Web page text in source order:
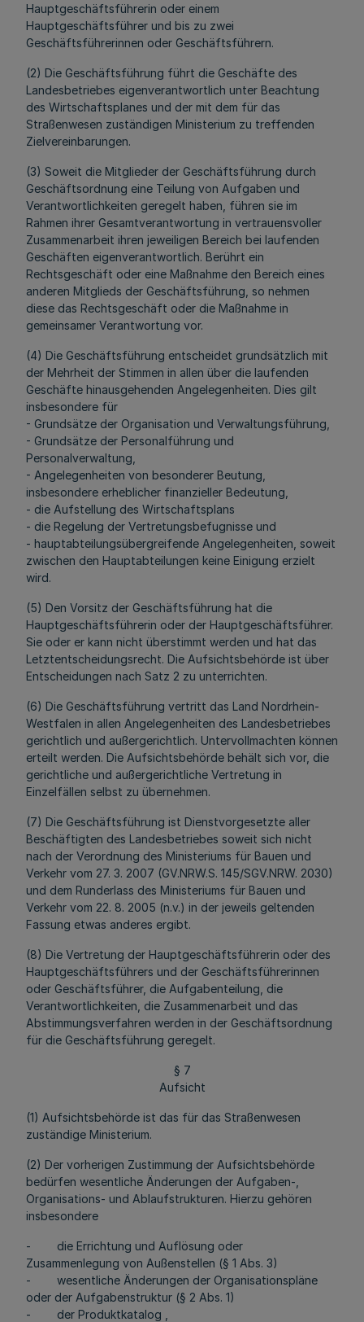
Hauptgeschäftsführerin oder einem
Hauptgeschäftsführer und bis zu zwei
Geschäftsführerinnen oder Geschäftsführern.
(2) Die Geschäftsführung führt die Geschäfte des
Landesbetriebes eigenverantwortlich unter Beachtung
des Wirtschaftsplanes und der mit dem für das
Straßenwesen zuständigen Ministerium zu treffenden
Zielvereinbarungen.
(3) Soweit die Mitglieder der Geschäftsführung durch
Geschäftsordnung eine Teilung von Aufgaben und
Verantwortlichkeiten geregelt haben, führen sie im
Rahmen ihrer Gesamtverantwortung in vertrauensvoller
Zusammenarbeit ihren jeweiligen Bereich bei laufenden
Geschäften eigenverantwortlich. Berührt ein
Rechtsgeschäft oder eine Maßnahme den Bereich eines
anderen Mitglieds der Geschäftsführung, so nehmen
diese das Rechtsgeschäft oder die Maßnahme in
gemeinsamer Verantwortung vor.
(4) Die Geschäftsführung entscheidet grundsätzlich mit
der Mehrheit der Stimmen in allen über die laufenden
Geschäfte hinausgehenden Angelegenheiten. Dies gilt
insbesondere für
- Grundsätze der Organisation und Verwaltungsführung,
- Grundsätze der Personalführung und
Personalverwaltung,
- Angelegenheiten von besonderer Beutung,
insbesondere erheblicher finanzieller Bedeutung,
- die Aufstellung des Wirtschaftsplans
- die Regelung der Vertretungsbefugnisse und
- hauptabteilungsübergreifende Angelegenheiten, soweit
zwischen den Hauptabteilungen keine Einigung erzielt
wird.
(5) Den Vorsitz der Geschäftsführung hat die
Hauptgeschäftsführerin oder der Hauptgeschäftsführer.
Sie oder er kann nicht überstimmt werden und hat das
Letztentscheidungsrecht. Die Aufsichtsbehörde ist über
Entscheidungen nach Satz 2 zu unterrichten.
(6) Die Geschäftsführung vertritt das Land Nordrhein-
Westfalen in allen Angelegenheiten des Landesbetriebes
gerichtlich und außergerichtlich. Untervollmachten können
erteilt werden. Die Aufsichtsbehörde behält sich vor, die
gerichtliche und außergerichtliche Vertretung in
Einzelfällen selbst zu übernehmen.
(7) Die Geschäftsführung ist Dienstvorgesetzte aller
Beschäftigten des Landesbetriebes soweit sich nicht
nach der Verordnung des Ministeriums für Bauen und
Verkehr vom 27. 3. 2007 (GV.NRW.S. 145/SGV.NRW. 2030)
und dem Runderlass des Ministeriums für Bauen und
Verkehr vom 22. 8. 2005 (n.v.) in der jeweils geltenden
Fassung etwas anderes ergibt.
(8) Die Vertretung der Hauptgeschäftsführerin oder des
Hauptgeschäftsführers und der Geschäftsführerinnen
oder Geschäftsführer, die Aufgabenteilung, die
Verantwortlichkeiten, die Zusammenarbeit und das
Abstimmungsverfahren werden in der Geschäftsordnung
für die Geschäftsführung geregelt.
§ 7
Aufsicht
(1) Aufsichtsbehörde ist das für das Straßenwesen
zuständige Ministerium.
(2) Der vorherigen Zustimmung der Aufsichtsbehörde
bedürfen wesentliche Änderungen der Aufgaben-,
Organisations- und Ablaufstrukturen. Hierzu gehören
insbesondere
- die Errichtung und Auflösung oder
Zusammenlegung von Außenstellen (§ 1 Abs. 3)
- wesentliche Änderungen der Organisationspläne
oder der Aufgabenstruktur (§ 2 Abs. 1)
- der Produktkatalog ,